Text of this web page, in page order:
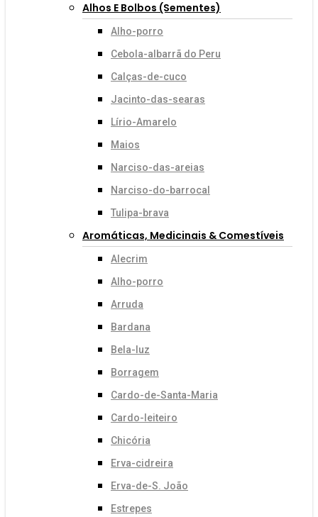
Alhos E Bolbos (sementes)
Alho-porro
Cebola-albarrã do Peru
Calças-de-cuco
Jacinto-das-searas
Lírio-Amarelo
Maios
Narciso-das-areias
Narciso-do-barrocal
Tulipa-brava
Aromáticas, Medicinais & Comestíveis
Alecrim
Alho-porro
Arruda
Bardana
Bela-luz
Borragem
Cardo-de-Santa-Maria
Cardo-leiteiro
Chicória
Erva-cidreira
Erva-de-S. João
Estrepes